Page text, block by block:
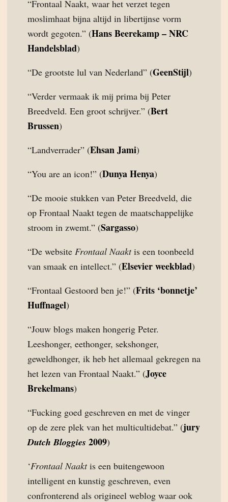
“Frontaal Naakt, waar het verzet tegen
moslimhaat bijna altijd in libertijnse vorm
wordt gegoten.” (Hans Beerekamp – NRC
Handelsblad)
“De grootste lul van Nederland” (GeenStijl)
“Verder vermaak ik mij prima bij Peter
Breedveld. Een groot schrijver.” (Bert
Brussen)
“Landverrader” (Ehsan Jami)
“You are an icon!” (Dunya Henya)
“De mooie stukken van Peter Breedveld, die
op Frontaal Naakt tegen de maatschappelijke
stroom in zwemt.” (Sargasso)
“De website Frontaal Naaktis een toonbeeld
van smaak en intellect.” (Elsevier weekblad)
“Frontaal Gestoord ben je!” (Frits ‘bonnetje’
Huffnagel)
“Jouw blogs maken hongerig Peter.
Leeshonger, eethonger, sekshonger,
geweldhonger, ik heb het allemaal gekregen na
het lezen van Frontaal Naakt.” (Joyce
Brekelmans)
“Fucking goed geschreven en met de vinger
op de zere plek van het multicultidebat.” (jury
Dutch Bloggies 2009)
‘Frontaal Naaktis een buitengewoon
intelligent en kunstig geschreven, even
confronterend als origineel weblog waar ook